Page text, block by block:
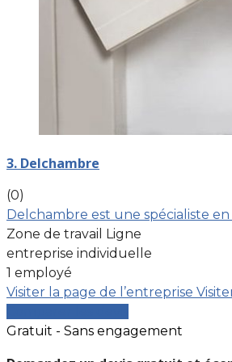
3. Delchambre
(0)
Delchambre est une spécialiste
Zone de travail Ligne
entreprise individuelle
1 employé
Visiter la page de l’entreprise
Gratuit - Sans engagement